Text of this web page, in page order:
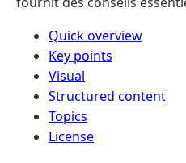
Quick overview
Key points
Visual
Structured content
Topics
License